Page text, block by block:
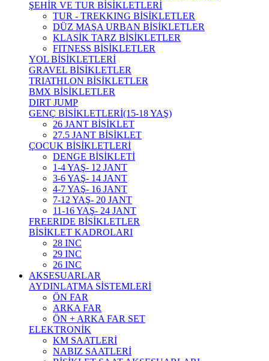
ŞEHİR VE TUR BİSİKLETLERİ
TUR - TREKKING BİSİKLETLER
DÜZ MAŞA URBAN BİSİKLETLER
KLASİK TARZ BİSİKLETLER
FITNESS BİSİKLETLER
YOL BİSİKLETLERİ
GRAVEL BİSİKLETLER
TRIATHLON BİSİKLETLER
BMX BİSİKLETLER
DIRT JUMP
GENÇ BİSİKLETLERİ(15-18 YAŞ)
26 JANT BİSİKLET
27.5 JANT BİSİKLET
ÇOCUK BİSİKLETLERİ
DENGE BİSİKLETİ
1-4 YAŞ- 12 JANT
3-6 YAŞ- 14 JANT
4-7 YAŞ- 16 JANT
7-12 YAŞ- 20 JANT
11-16 YAŞ- 24 JANT
FREERIDE BİSİKLETLER
BİSİKLET KADROLARI
28 INC
29 INC
26 INC
AKSESUARLAR
AYDINLATMA SİSTEMLERİ
ÖN FAR
ARKA FAR
ÖN + ARKA FAR SET
ELEKTRONİK
KM SAATLERİ
NABIZ SAATLERİ